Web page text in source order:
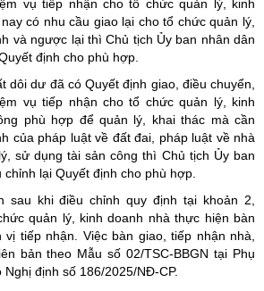
vụ tiếp nhận cho tổ chức quản lý, kinh
có nhu cầu giao lại cho tổ chức quản lý,
và ngược lại thì Chủ tịch Ủy ban nhân dân
định cho phù hợp.
dôi dư đã có Quyết định giao, điều chuyển,
vụ tiếp nhận cho tổ chức quản lý, kinh
phù hợp để quản lý, khai thác mà cần
của pháp luật về đất đai, pháp luật về nhà
sử dụng tài sản công thì Chủ tịch Ủy ban
lại Quyết định cho phù hợp.
sau khi điều chỉnh quy định tại khoản 2,
quản lý, kinh doanh nhà thực hiện bàn
tiếp nhận. Việc bàn giao, tiếp nhận nhà,
bản theo Mẫu số 02/TSC-BBGN tại Phụ
định số 186/2025/NĐ-CP.